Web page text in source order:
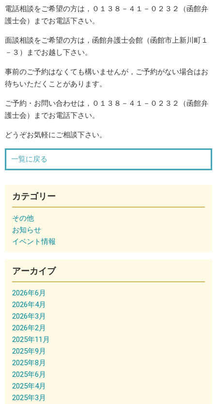
電話相談をご希望の方は，０１３８－４１－０２３２（函館弁
護士会）までお電話下さい。
面談相談をご希望の方は，函館弁護士会館（函館市上新川町１
－３）までお越し下さい。
事前のご予約はなくても構いませんが，ご予約がない場合はお
待ちいただくことがあります。
ご予約・お問い合わせは，０１３８－４１－０２３２（函館弁
護士会）までお電話下さい。
どうぞお気軽にご相談下さい。
一覧に戻る
カテゴリー
その他
お知らせ
イベント情報
アーカイブ
2026年6月
2026年4月
2026年3月
2026年2月
2025年11月
2025年9月
2025年8月
2025年6月
2025年4月
2025年3月